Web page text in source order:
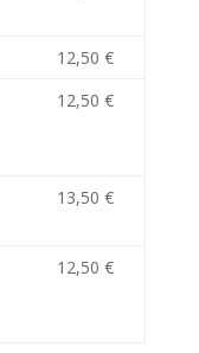
12,50 €
12,50 €
13,50 €
12,50 €